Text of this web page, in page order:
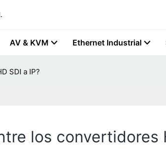
AV & KVM Ethernet Industrial
SDI a IP?
los convertidores